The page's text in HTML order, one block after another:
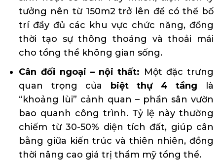
tưởng nên từ 150m2 trở lên để có thể bố
trí đầy đủ các khu vực chức năng, đồng
thời tạo sự thông thoáng và thoải mái
cho tổng thể không gian sống.
Cân đối ngoại – nội thất: Một đặc trưng
quan trọng của biệt thự 4 tầng là
“khoảng lùi” cảnh quan – phần sân vườn
bao quanh công trình. Tỷ lệ này thường
chiếm từ 30-50% diện tích đất, giúp cân
bằng giữa kiến trúc và thiên nhiên, đồng
thời nâng cao giá trị thẩm mỹ tổng thể.